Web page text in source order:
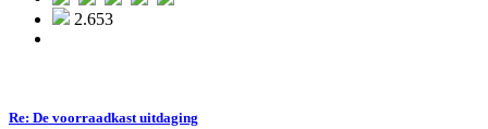
2.653
Re: De voorraadkast uitdaging